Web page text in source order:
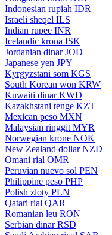
Indonesian rupiah IDR
Israeli sheqel ILS
Indian rupee INR
Icelandic krona ISK
Jordanian dinar JOD
Japanese yen JPY
Kyrgyzstani som KGS
South Korean won KRW
Kuwaiti dinar KWD
Kazakhstani tenge KZT
Mexican peso MXN
Malaysian ringgit MYR
Norwegian krone NOK
New Zealand dollar NZD
Omani rial OMR
Peruvian nuevo sol PEN
Philippine peso PHP
Polish zloty PLN
Qatari rial QAR
Romanian leu RON
Serbian dinar RSD